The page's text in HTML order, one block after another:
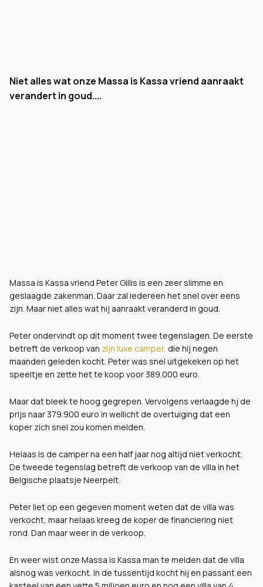
Niet alles wat onze Massa is Kassa vriend aanraakt
verandert in goud....
Massa is Kassa vriend Peter Gillis is een zeer slimme en
geslaagde zakenman. Daar zal iedereen het snel over eens
zijn. Maar niet alles wat hij aanraakt veranderd in goud.
Peter ondervindt op dit moment twee tegenslagen. De eerste
betreft de verkoop van zijn luxe camper, die hij negen
maanden geleden kocht. Peter was snel uitgekeken op het
speeltje en zette het te koop voor 389.000 euro.
Maar dat bleek te hoog gegrepen. Vervolgens verlaagde hj de
prijs naar 379.900 euro in wellicht de overtuiging dat een
koper zich snel zou komen melden.
Helaas is de camper na een half jaar nog altijd niet verkocht.
De tweede tegenslag betreft de verkoop van de villa in het
Belgische plaatsje Neerpelt.
Peter liet op een gegeven moment weten dat de villa was
verkocht, maar helaas kreeg de koper de financiering niet
rond. Dan maar weer in de verkoop.
En weer wist onze Massa is Kassa man te melden dat de villa
alsnog was verkocht. In de tussentijd kocht hij en passant een